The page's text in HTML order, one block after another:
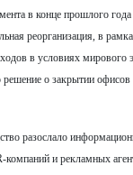
в конце прошлого
реорганизация, в
в условиях мирового
о закрытии офисов
разослало
компаний и рекламных